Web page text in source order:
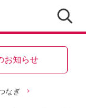
お知らせ
なぎ